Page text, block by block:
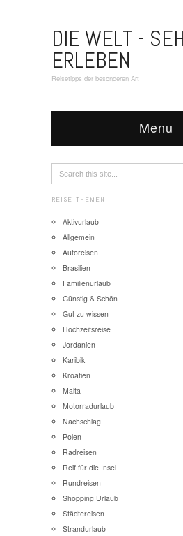
DIE WELT -
ERLEBEN
Reisetipps der besonderen Art
Menu
REISE THEMEN
Aktivurlaub
Allgemein
Autoreisen
Brasilien
Familienurlaub
Günstig & Schön
Gut zu wissen
Hochzeitsreise
Jordanien
Karibik
Kroatien
Malta
Motorradurlaub
Nachschlag
Polen
Radreisen
Reif für die Insel
Rundreisen
Shopping Urlaub
Städtereisen
Strandurlaub